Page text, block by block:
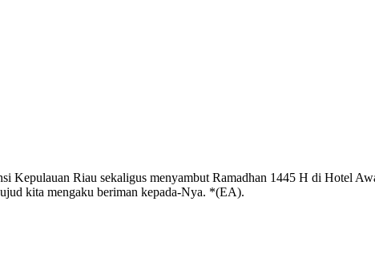
Kepulauan Riau sekaligus menyambut Ramadhan 1445 H di Hotel
kita mengaku beriman kepada-Nya. *(EA).